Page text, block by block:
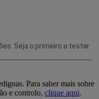
Para saber mais sobre
e controlo, clique aqui.